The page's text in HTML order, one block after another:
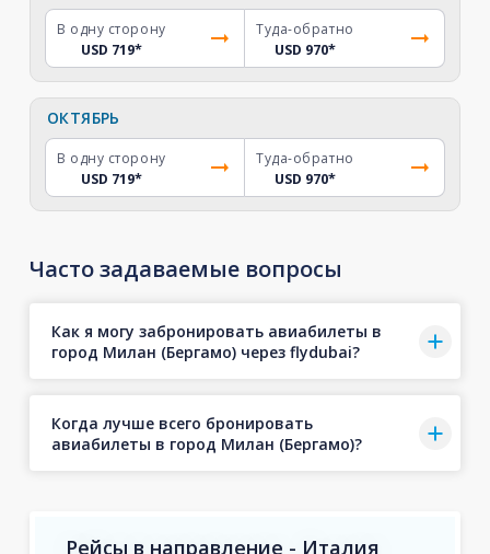
В одну сторону
USD 719*
Туда-обратно
USD 970*
ОКТЯБРЬ
В одну сторону
USD 719*
Туда-обратно
USD 970*
Часто задаваемые вопросы
Как я могу забронировать авиабилеты в
город Милан (Бергамо) через flydubai?
Когда лучше всего бронировать
авиабилеты в город Милан (Бергамо)?
Рейсы в направление - Италия